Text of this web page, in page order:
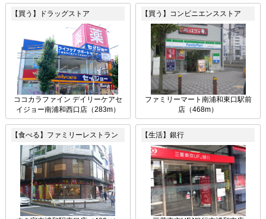
【買う】ドラッグストア
ココカラファイン デイリーケアセ
イジョー南浦和西口店（283m）
【買う】コンビニエンスストア
ファミリーマート南浦和東口駅前
店（468m）
【食べる】ファミリーレストラン 【生活】銀行